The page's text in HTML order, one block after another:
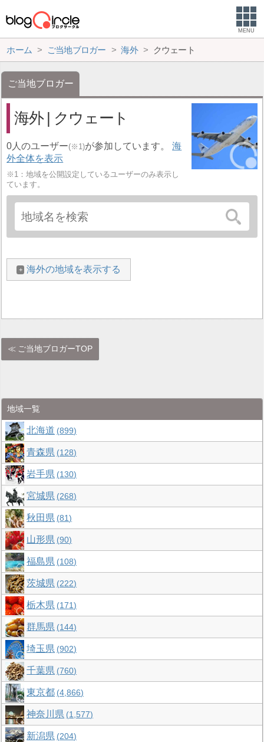
MENU
ホーム ご当地ブロガー 海外 クウェート
ご当地ブロガー
海外 | クウェート
0人のユーザー(※1)が参加しています。海
外全体を表示
※1：地域を公開設定しているユーザーのみ表示し
ています。
海外の地域を表示する
ご当地ブロガーTOP
地域一覧
北海道 899
青森県 128
岩手県 130
宮城県 268
秋田県 81
山形県 90
福島県 108
茨城県 222
栃木県 171
群馬県 144
埼玉県 902
千葉県 760
東京都 4,866
神奈川県 1,577
新潟県 204